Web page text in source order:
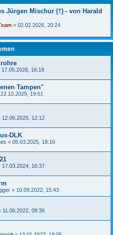
Jürgen Mischur (†) - von Harald
« 02.02.2026, 20:24
17.05.2026, 16:18
Tampen"
22.10.2025, 19:51
12.06.2025, 12:12
DLK
« 05.03.2025, 18:16
17.03.2024, 16:37
« 10.09.2022, 15:43
11.06.2022, 08:36